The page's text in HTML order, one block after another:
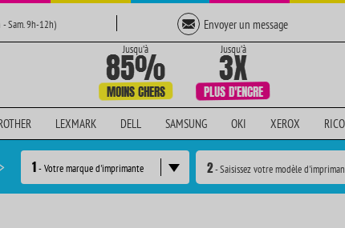
Sam. 9h-12h) Envoyer un message
LEXMARK DELL SAMSUNG OKI XEROX
1- Votre marque d'imprimante 2- Saisissez votre modèle